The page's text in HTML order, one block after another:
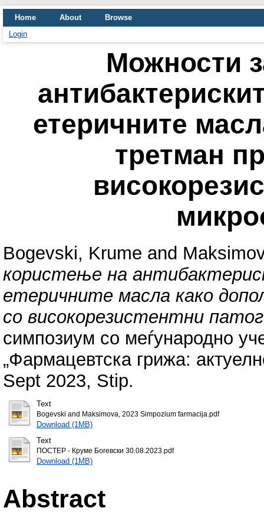
Home About
Browse
Login
Можности
етеричните
третман
Bogevski, Krume and
користење на
етеричните масла како
со високорезистeнтни
симпозиум со меѓународно
„Фармацевтска грижа:
Sept 2023, Stip.
Text
Bogevski and Maksimova, 2023 Simpozium farmacija.pdf
Download (1MB)
Text
ПОСТЕР - Круме Богевски 30.08.2023.pdf
Download (1MB)
Abstract